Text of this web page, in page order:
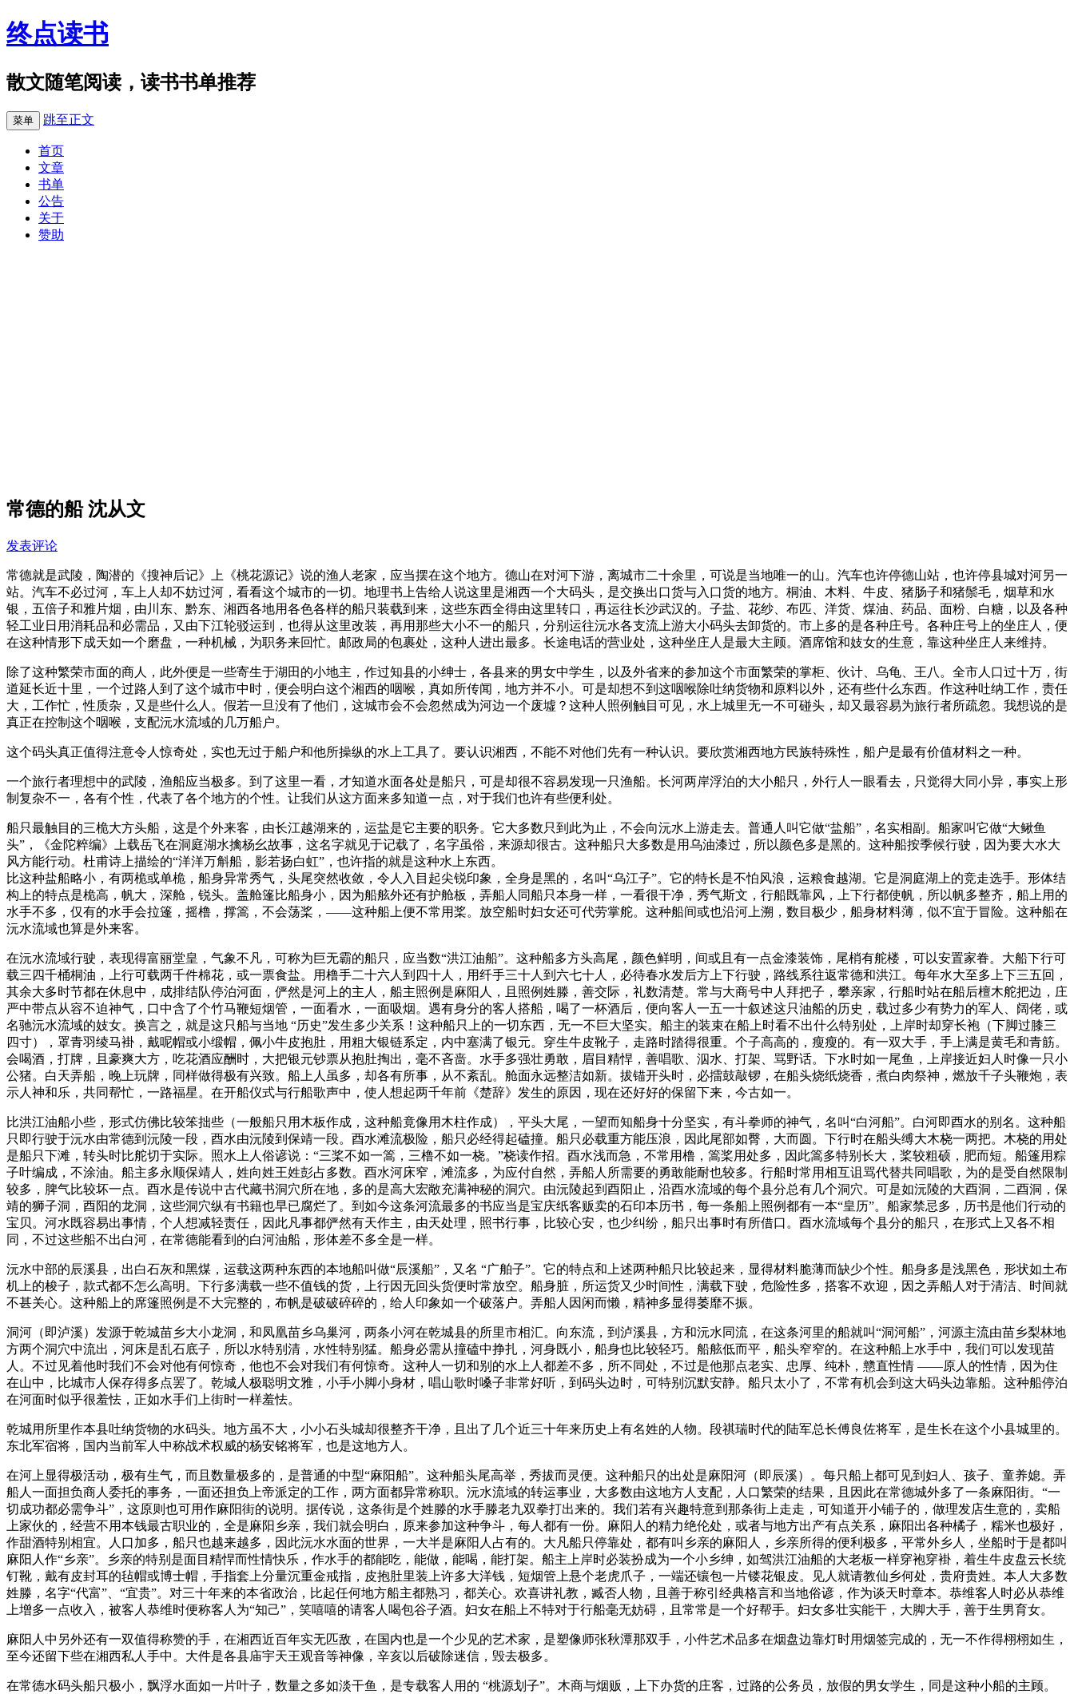
终点读书
散文随笔阅读，读书书单推荐
菜单 跳至正文
首页
文章
书单
公告
关于
赞助
常德的船 沈从文
发表评论
常德就是武陵，陶潜的《搜神后记》上《桃花源记》说的渔人老家，应当摆在这个地方。德山在对河下游，离城市二十余里，可说是当地唯一的山。汽车也许停德山站，也许停县城对河另一
站。汽车不必过河，车上人却不妨过河，看看这个城市的一切。地理书上告给人说这里是湘西一个大码头，是交换出口货与入口货的地方。桐油、木料、牛皮、猪肠子和猪鬃毛，烟草和水
银，五倍子和雅片烟，由川东、黔东、湘西各地用各色各样的船只装载到来，这些东西全得由这里转口，再运往长沙武汉的。子盐、花纱、布匹、洋货、煤油、药品、面粉、白糖，以及各种
轻工业日用消耗品和必需品，又由下江轮驳运到，也得从这里改装，再用那些大小不一的船只，分别运往沅水各支流上游大小码头去卸货的。市上多的是各种庄号。各种庄号上的坐庄人，便
在这种情形下成天如一个磨盘，一种机械，为职务来回忙。邮政局的包裹处，这种人进出最多。长途电话的营业处，这种坐庄人是最大主顾。酒席馆和妓女的生意，靠这种坐庄人来维持。
除了这种繁荣市面的商人，此外便是一些寄生于湖田的小地主，作过知县的小绅士，各县来的男女中学生，以及外省来的参加这个市面繁荣的掌柜、伙计、乌龟、王八。全市人口过十万，街
道延长近十里，一个过路人到了这个城市中时，便会明白这个湘西的咽喉，真如所传闻，地方并不小。可是却想不到这咽喉除吐纳货物和原料以外，还有些什么东西。作这种吐纳工作，责任
大，工作忙，性质杂，又是些什么人。假若一旦没有了他们，这城市会不会忽然成为河边一个废墟？这种人照例触目可见，水上城里无一不可碰头，却又最容易为旅行者所疏忽。我想说的是
真正在控制这个咽喉，支配沅水流域的几万船户。
这个码头真正值得注意令人惊奇处，实也无过于船户和他所操纵的水上工具了。要认识湘西，不能不对他们先有一种认识。要欣赏湘西地方民族特殊性，船户是最有价值材料之一种。
一个旅行者理想中的武陵，渔船应当极多。到了这里一看，才知道水面各处是船只，可是却很不容易发现一只渔船。长河两岸浮泊的大小船只，外行人一眼看去，只觉得大同小异，事实上形
制复杂不一，各有个性，代表了各个地方的个性。让我们从这方面来多知道一点，对于我们也许有些便利处。
船只最触目的三桅大方头船，这是个外来客，由长江越湖来的，运盐是它主要的职务。它大多数只到此为止，不会向沅水上游走去。普通人叫它做“盐船”，名实相副。船家叫它做“大鳅鱼
头”，《金陀粹编》上载岳飞在洞庭湖水擒杨幺故事，这名字就见于记载了，名字虽俗，来源却很古。这种船只大多数是用乌油漆过，所以颜色多是黑的。这种船按季候行驶，因为要大水大
风方能行动。杜甫诗上描绘的“洋洋万斛船，影若扬白虹”，也许指的就是这种水上东西。
比这种盐船略小，有两桅或单桅，船身异常秀气，头尾突然收敛，令人入目起尖锐印象，全身是黑的，名叫“乌江子”。它的特长是不怕风浪，运粮食越湖。它是洞庭湖上的竞走选手。形体结
构上的特点是桅高，帆大，深舱，锐头。盖舱篷比船身小，因为船舷外还有护舱板，弄船人同船只本身一样，一看很干净，秀气斯文，行船既靠风，上下行都使帆，所以帆多整齐，船上用的
水手不多，仅有的水手会拉篷，摇橹，撑篙，不会荡桨，——这种船上便不常用桨。放空船时妇女还可代劳掌舵。这种船间或也沿河上溯，数目极少，船身材料薄，似不宜于冒险。这种船在
沅水流域也算是外来客。
在沅水流域行驶，表现得富丽堂皇，气象不凡，可称为巨无霸的船只，应当数“洪江油船”。这种船多方头高尾，颜色鲜明，间或且有一点金漆装饰，尾梢有舵楼，可以安置家眷。大船下行可
载三四千桶桐油，上行可载两千件棉花，或一票食盐。用橹手二十六人到四十人，用纤手三十人到六七十人，必待春水发后方上下行驶，路线系往返常德和洪江。每年水大至多上下三五回，
其余大多时节都在休息中，成排结队停泊河面，俨然是河上的主人，船主照例是麻阳人，且照例姓滕，善交际，礼数清楚。常与大商号中人拜把子，攀亲家，行船时站在船后檀木舵把边，庄
严中带点从容不迫神气，口中含了个竹马鞭短烟管，一面看水，一面吸烟。遇有身分的客人搭船，喝了一杯酒后，便向客人一五一十叙述这只油船的历史，载过多少有势力的军人、阔佬，或
名驰沅水流域的妓女。换言之，就是这只船与当地 “历史”发生多少关系！这种船只上的一切东西，无一不巨大坚实。船主的装束在船上时看不出什么特别处，上岸时却穿长袍（下脚过膝三
四寸），罩青羽绫马褂，戴呢帽或小缎帽，佩小牛皮抱肚，用粗大银链系定，内中塞满了银元。穿生牛皮靴子，走路时踏得很重。个子高高的，瘦瘦的。有一双大手，手上满是黄毛和青筋。
会喝酒，打牌，且豪爽大方，吃花酒应酬时，大把银元钞票从抱肚掏出，毫不吝啬。水手多强壮勇敢，眉目精悍，善唱歌、泅水、打架、骂野话。下水时如一尾鱼，上岸接近妇人时像一只小
公猪。白天弄船，晚上玩牌，同样做得极有兴致。船上人虽多，却各有所事，从不紊乱。舱面永远整洁如新。拔锚开头时，必擂鼓敲锣，在船头烧纸烧香，煮白肉祭神，燃放千子头鞭炮，表
示人神和乐，共同帮忙，一路福星。在开船仪式与行船歌声中，使人想起两千年前《楚辞》发生的原因，现在还好好的保留下来，今古如一。
比洪江油船小些，形式仿佛比较笨拙些（一般船只用木板作成，这种船竟像用木柱作成），平头大尾，一望而知船身十分坚实，有斗拳师的神气，名叫“白河船”。白河即酉水的别名。这种船
只即行驶于沅水由常德到沅陵一段，酉水由沅陵到保靖一段。酉水滩流极险，船只必经得起磕撞。船只必载重方能压浪，因此尾部如臀，大而圆。下行时在船头缚大木桡一两把。木桡的用处
是船只下滩，转头时比舵切于实际。照水上人俗谚说：“三桨不如一篙，三橹不如一桡。”桡读作招。酉水浅而急，不常用橹，篙桨用处多，因此篙多特别长大，桨较粗硕，肥而短。船篷用粽
子叶编成，不涂油。船主多永顺保靖人，姓向姓王姓彭占多数。酉水河床窄，滩流多，为应付自然，弄船人所需要的勇敢能耐也较多。行船时常用相互诅骂代替共同唱歌，为的是受自然限制
较多，脾气比较坏一点。酉水是传说中古代藏书洞穴所在地，多的是高大宏敞充满神秘的洞穴。由沅陵起到酉阳止，沿酉水流域的每个县分总有几个洞穴。可是如沅陵的大酉洞，二酉洞，保
靖的狮子洞，酉阳的龙洞，这些洞穴纵有书籍也早已腐烂了。到如今这条河流最多的书应当是宝庆纸客贩卖的石印本历书，每一条船上照例都有一本“皇历”。船家禁忌多，历书是他们行动的
宝贝。河水既容易出事情，个人想减轻责任，因此凡事都俨然有天作主，由天处理，照书行事，比较心安，也少纠纷，船只出事时有所借口。酉水流域每个县分的船只，在形式上又各不相
同，不过这些船不出白河，在常德能看到的白河油船，形体差不多全是一样。
沅水中部的辰溪县，出白石灰和黑煤，运载这两种东西的本地船叫做“辰溪船”，又名 “广舶子”。它的特点和上述两种船只比较起来，显得材料脆薄而缺少个性。船身多是浅黑色，形状如土布
机上的梭子，款式都不怎么高明。下行多满载一些不值钱的货，上行因无回头货便时常放空。船身脏，所运货又少时间性，满载下驶，危险性多，搭客不欢迎，因之弄船人对于清洁、时间就
不甚关心。这种船上的席篷照例是不大完整的，布帆是破破碎碎的，给人印象如一个破落户。弄船人因闲而懒，精神多显得萎靡不振。
洞河（即泸溪）发源于乾城苗乡大小龙洞，和凤凰苗乡乌巢河，两条小河在乾城县的所里市相汇。向东流，到泸溪县，方和沅水同流，在这条河里的船就叫“洞河船”，河源主流由苗乡梨林地
方两个洞穴中流出，河床是乱石底子，所以水特别清，水性特别猛。船身必需从撞磕中挣扎，河身既小，船身也比较轻巧。船舷低而平，船头窄窄的。在这种船上水手中，我们可以发现苗
人。不过见着他时我们不会对他有何惊奇，他也不会对我们有何惊奇。这种人一切和别的水上人都差不多，所不同处，不过是他那点老实、忠厚、纯朴，戆直性情 ——原人的性情，因为住
在山中，比城市人保存得多点罢了。乾城人极聪明文雅，小手小脚小身材，唱山歌时嗓子非常好听，到码头边时，可特别沉默安静。船只太小了，不常有机会到这大码头边靠船。这种船停泊
在河面时似乎很羞怯，正如水手们上街时一样羞怯。
乾城用所里作本县吐纳货物的水码头。地方虽不大，小小石头城却很整齐干净，且出了几个近三十年来历史上有名姓的人物。段祺瑞时代的陆军总长傅良佐将军，是生长在这个小县城里的。
东北军宿将，国内当前军人中称战术权威的杨安铭将军，也是这地方人。
在河上显得极活动，极有生气，而且数量极多的，是普通的中型“麻阳船”。这种船头尾高举，秀拔而灵便。这种船只的出处是麻阳河（即辰溪）。每只船上都可见到妇人、孩子、童养媳。弄
船人一面担负商人委托的事务，一面还担负上帝派定的工作，两方面都异常称职。沅水流域的转运事业，大多数由这地方人支配，人口繁荣的结果，且因此在常德城外多了一条麻阳街。“一
切成功都必需争斗”，这原则也可用作麻阳街的说明。据传说，这条街是个姓滕的水手滕老九双拳打出来的。我们若有兴趣特意到那条街上走走，可知道开小铺子的，做理发店生意的，卖船
上家伙的，经营不用本钱最古职业的，全是麻阳乡亲，我们就会明白，原来参加这种争斗，每人都有一份。麻阳人的精力绝伦处，或者与地方出产有点关系，麻阳出各种橘子，糯米也极好，
作甜酒特别相宜。人口加多，船只也越来越多，因此沅水水面的世界，一大半是麻阳人占有的。大凡船只停靠处，都有叫乡亲的麻阳人，乡亲所得的便利极多，平常外乡人，坐船时于是都叫
麻阳人作“乡亲”。乡亲的特别是面目精悍而性情快乐，作水手的都能吃，能做，能喝，能打架。船主上岸时必装扮成为一个小乡绅，如驾洪江油船的大老板一样穿袍穿褂，着生牛皮盘云长统
钉靴，戴有皮封耳的毡帽或博士帽，手指套上分量沉重金戒指，皮抱肚里装上许多大洋钱，短烟管上悬个老虎爪子，一端还镶包一片镂花银皮。见人就请教仙乡何处，贵府贵姓。本人大多数
姓滕，名字“代富”、“宜贵”。对三十年来的本省政治，比起任何地方船主都熟习，都关心。欢喜讲礼教，臧否人物，且善于称引经典格言和当地俗谚，作为谈天时章本。恭维客人时必从恭维
上增多一点收入，被客人恭维时便称客人为“知己”，笑嘻嘻的请客人喝包谷子酒。妇女在船上不特对于行船毫无妨碍，且常常是一个好帮手。妇女多壮实能干，大脚大手，善于生男育女。
麻阳人中另外还有一双值得称赞的手，在湘西近百年实无匹敌，在国内也是一个少见的艺术家，是塑像师张秋潭那双手，小件艺术品多在烟盘边靠灯时用烟签完成的，无一不作得栩栩如生，
至今还留下些在湘西私人手中。大件是各县庙宇天王观音等神像，辛亥以后破除迷信，毁去极多。
在常德水码头船只极小，飘浮水面如一片叶子，数量之多如淡干鱼，是专载客人用的 “桃源划子”。木商与烟贩，上下办货的庄客，过路的公务员，放假的男女学生，同是这种小船的主顾。